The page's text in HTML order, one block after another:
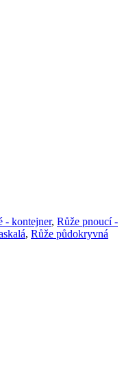
- kontejner, Růže pnoucí -
, Růže půdokryvná